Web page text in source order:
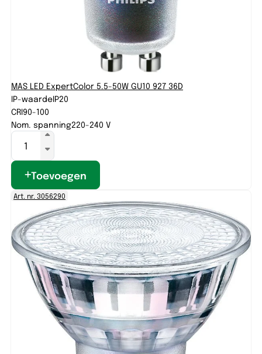
MAS LED ExpertColor 5.5-50W GU10 927 36D
IP-waardeIP20
CRI90-100
Nom. spanning220-240 V
Toevoegen
Art. nr. 3056290